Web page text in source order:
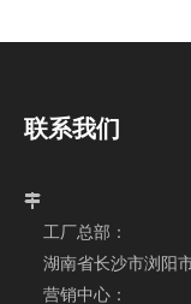
联系我们

工厂总部：
湖南省长沙市浏阳
营销中心：